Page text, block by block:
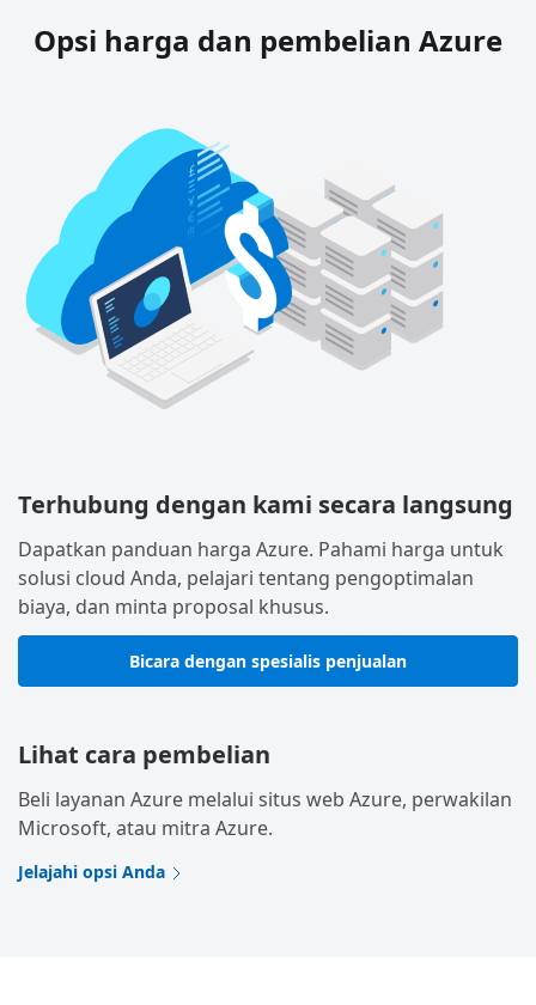
Opsi harga dan pembelian Azure
Terhubung dengan kami secara langsung
Dapatkan panduan harga Azure. Pahami harga untuk
solusi cloud Anda, pelajari tentang pengoptimalan
biaya, dan minta proposal khusus.
Bicara dengan spesialis penjualan
Lihat cara pembelian
Beli layanan Azure melalui situs web Azure, perwakilan
Microsoft, atau mitra Azure.
Jelajahi opsi Anda